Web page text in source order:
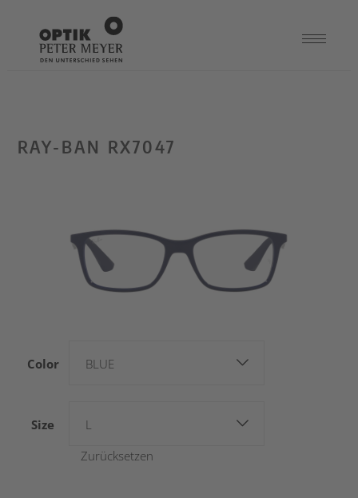
RAY-BAN RX7047
Color BLUE
Size
L
Zurücksetzen